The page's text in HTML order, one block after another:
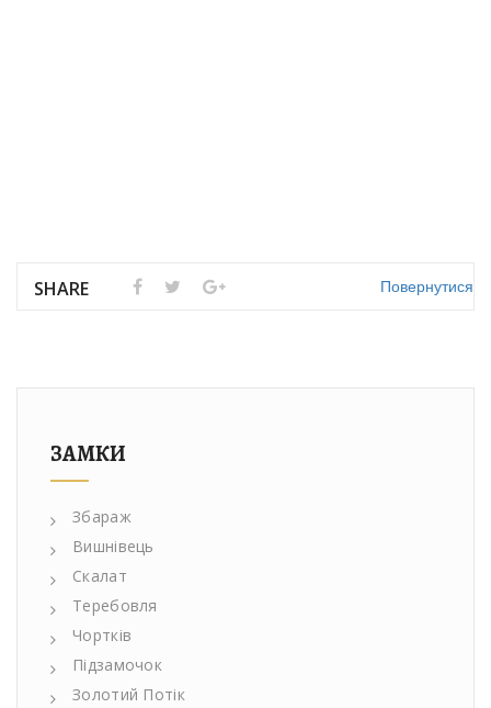
SHARE Повернутися
ЗАМКИ
Збараж
Вишнівець
Скалат
Теребовля
Чортків
Підзамочок
Золотий Потік